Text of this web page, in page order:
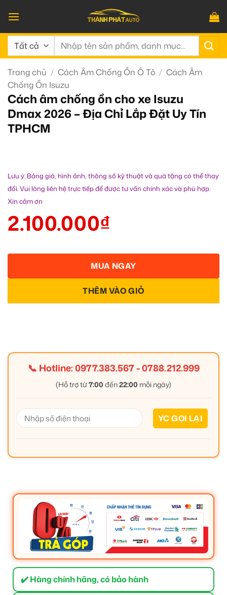
qua
nội
dung
Tìm
Trang chủ / Cách Âm Chống Ồn Ô Tô / Cách Âm
Chống Ồn Isuzu
Cách âm chống ồn cho xe Isuzu
Dmax 2026 – Địa Chỉ Lắp Đặt Uy Tín
TPHCM
Lưu ý: Bảng giá, hình ảnh, thông số kỹ thuật và quà tặng có thể thay
đổi. Vui lòng liên hệ trực tiếp để được tư vấn chính xác và phù hợp.
Xin cảm ơn
2.100.000₫
THÊM VÀO GIỎ
MUA NGAY
📞 Hotline:0977.383.567-0788.212.999
(Hỗ trợ từ7:00 đến22:00 mỗi ngày)
✔️ Hàng chính hãng, có bảo hành